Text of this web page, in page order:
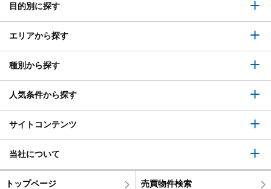
目的別に探す
エリアから探す
種別から探す
人気条件から探す
サイトコンテンツ
当社について
トップページ 売買物件検索